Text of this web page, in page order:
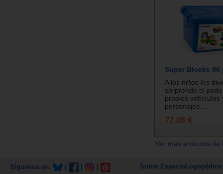
Super Blocks 96
A los niños les
sorprende el
propios vehículos
personajes....
77.05 €
Ver más artículos
Síguenos en: Sobre EspacioLogopédico